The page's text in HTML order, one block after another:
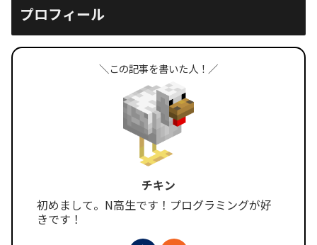
プロフィール
＼この記事を書いた人！／
チキン
初めまして。N高生です！プログラミングが好
きです！